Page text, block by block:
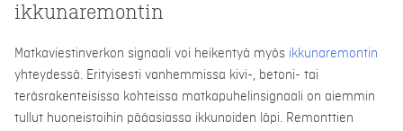
ikkunaremontin
Matkaviestinverkon signaali voi heikentyä myös ikkunaremontin
yhteydessä. Erityisesti vanhemmissa kivi-, betoni- tai
teräsrakenteisissa kohteissa matkapuhelinsignaali on aiemmin
tullut huoneistoihin pääasiassa ikkunoiden läpi. Remonttien